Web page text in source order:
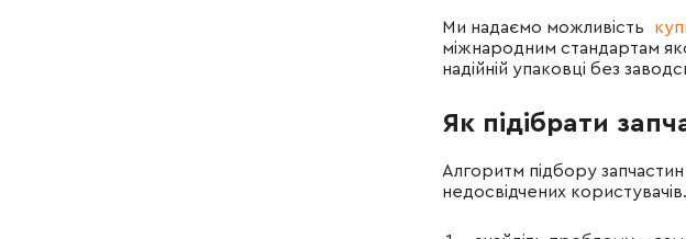
Ми надаємо можливість
міжнародним стандартам
надійній упаковці без
Як підібрати
Алгоритм підбору
недосвідчених